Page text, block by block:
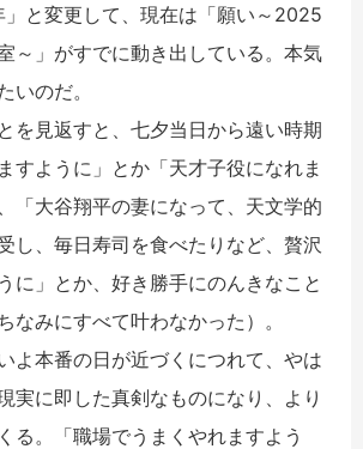
と変更して、現在は「願い～2025
～」がすでに動き出している。本気
いのだ。
を見返すと、七夕当日から遠い時期
すように」とか「天才子役になれま
「大谷翔平の妻になって、天文学的
し、毎日寿司を食べたりなど、贅沢
に」とか、好き勝手にのんきなこと
なみにすべて叶わなかった）。
よ本番の日が近づくにつれて、やは
実に即した真剣なものになり、より
る。「職場でうまくやれますよう